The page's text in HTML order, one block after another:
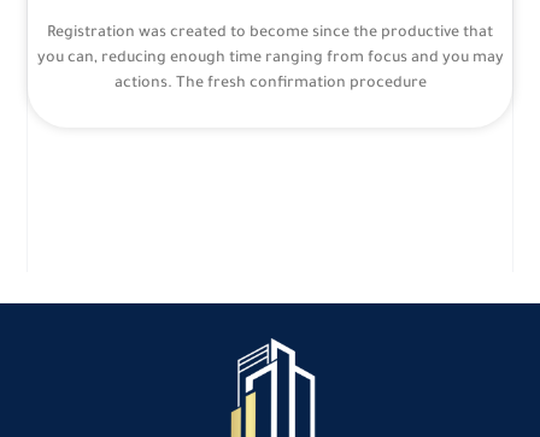
Registration was created to become since the productive that
you can, reducing enough time ranging from focus and you may
actions. The fresh confirmation procedure